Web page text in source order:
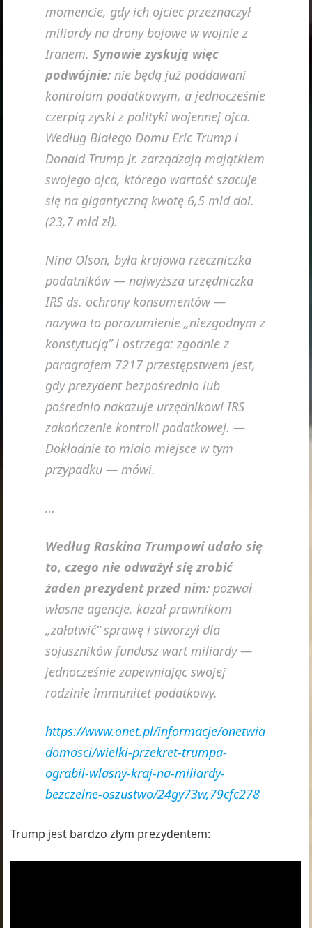
momencie, gdy ich ojciec przeznaczył
miliardy na drony bojowe w wojnie z
Iranem.Synowie zyskują więc
podwójnie: nie będą już poddawani
kontrolom podatkowym, a jednocześnie
czerpią zyski z polityki wojennej ojca.
Według Białego Domu Eric Trump i
Donald Trump Jr. zarządzają majątkiem
swojego ojca, którego wartość szacuje
się na gigantyczną kwotę 6,5 mld dol.
(23,7 mld zł).
Nina Olson, była krajowa rzeczniczka
podatników — najwyższa urzędniczka
IRS ds. ochrony konsumentów —
nazywa to porozumienie „niezgodnym z
konstytucją” i ostrzega: zgodnie z
paragrafem 7217 przestępstwem jest,
gdy prezydent bezpośrednio lub
pośrednio nakazuje urzędnikowi IRS
zakończenie kontroli podatkowej. —
Dokładnie to miało miejsce w tym
przypadku — mówi.
…
Według Raskina Trumpowi udało się
to, czego nie odważył się zrobić
żaden prezydent przed nim:pozwał
własne agencje, kazał prawnikom
„załatwić” sprawę i stworzył dla
sojuszników fundusz wart miliardy —
jednocześnie zapewniając swojej
rodzinie immunitet podatkowy.
https://www.onet.pl/informacje/onetwia
domosci/wielki-przekret-trumpa-
ograbil-wlasny-kraj-na-miliardy-
bezczelne-oszustwo/24gy73w,79cfc278
Trump jest bardzo złym prezydentem: